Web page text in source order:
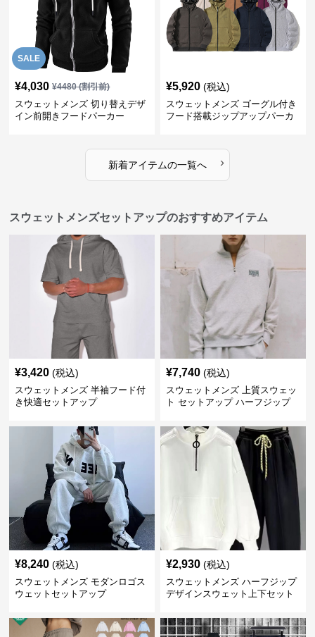
SALE
¥4,030 ¥4480(割引前)
スウェットメンズ 切り替えデザ
イン前開きフードパーカー
¥5,920 (税込)
スウェットメンズ ゴーグル付き
フード搭載ジップアップパーカ
新着アイテムの一覧へ ›
スウェットメンズセットアップのおすすめアイテム
¥3,420 (税込)
スウェットメンズ 半袖フード付
き快適セットアップ
¥7,740 (税込)
スウェットメンズ 上質スウェッ
ト セットアップ ハーフジップ
¥8,240 (税込)
スウェットメンズ モダンロゴス
ウェットセットアップ
¥2,930 (税込)
スウェットメンズ ハーフジップ
デザインスウェット上下セット